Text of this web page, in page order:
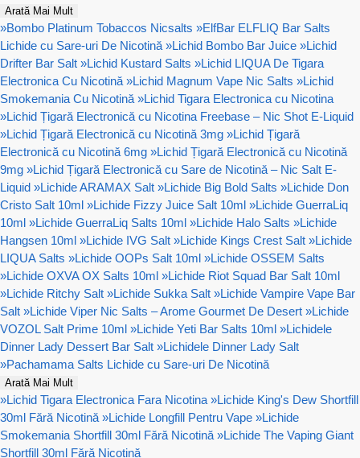
Arată Mai Mult
»Bombo Platinum Tobaccos Nicsalts »ElfBar ELFLIQ Bar Salts
Lichide cu Sare-uri De Nicotină »Lichid Bombo Bar Juice »Lichid
Drifter Bar Salt »Lichid Kustard Salts »Lichid LIQUA De Tigara
Electronica Cu Nicotină »Lichid Magnum Vape Nic Salts »Lichid
Smokemania Cu Nicotină »Lichid Tigara Electronica cu Nicotina
»Lichid Țigară Electronică cu Nicotina Freebase – Nic Shot E-Liquid
»Lichid Țigară Electronică cu Nicotină 3mg »Lichid Țigară
Electronică cu Nicotină 6mg »Lichid Țigară Electronică cu Nicotină
9mg »Lichid Țigară Electronică cu Sare de Nicotină – Nic Salt E-
Liquid »Lichide ARAMAX Salt »Lichide Big Bold Salts »Lichide Don
Cristo Salt 10ml »Lichide Fizzy Juice Salt 10ml »Lichide GuerraLiq
10ml »Lichide GuerraLiq Salts 10ml »Lichide Halo Salts »Lichide
Hangsen 10ml »Lichide IVG Salt »Lichide Kings Crest Salt »Lichide
LIQUA Salts »Lichide OOPs Salt 10ml »Lichide OSSEM Salts
»Lichide OXVA OX Salts 10ml »Lichide Riot Squad Bar Salt 10ml
»Lichide Ritchy Salt »Lichide Sukka Salt »Lichide Vampire Vape Bar
Salt »Lichide Viper Nic Salts – Arome Gourmet De Desert »Lichide
VOZOL Salt Prime 10ml »Lichide Yeti Bar Salts 10ml »Lichidele
Dinner Lady Dessert Bar Salt »Lichidele Dinner Lady Salt
»Pachamama Salts Lichide cu Sare-uri De Nicotină
Arată Mai Mult
»Lichid Tigara Electronica Fara Nicotina »Lichide King's Dew Shortfill
30ml Fără Nicotină »Lichide Longfill Pentru Vape »Lichide
Smokemania Shortfill 30ml Fără Nicotină »Lichide The Vaping Giant
Shortfill 30ml Fără Nicotină